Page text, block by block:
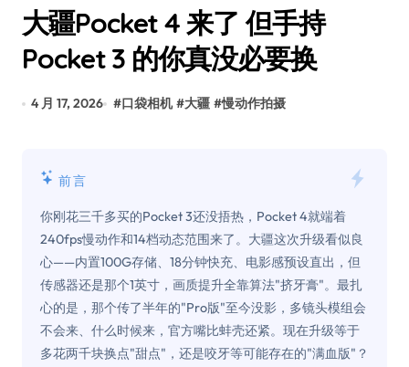
大疆Pocket 4 来了 但手持
Pocket 3 的你真没必要换
4 月 17, 2026 #口袋相机 #大疆 #慢动作拍摄
前言
你刚花三千多买的Pocket 3还没捂热，Pocket 4就端着
240fps慢动作和14档动态范围来了。大疆这次升级看似良
心——内置100G存储、18分钟快充、电影感预设直出，但
传感器还是那个1英寸，画质提升全靠算法"挤牙膏"。最扎
心的是，那个传了半年的"Pro版"至今没影，多镜头模组会
不会来、什么时候来，官方嘴比蚌壳还紧。现在升级等于
多花两千块换点"甜点"，还是咬牙等可能存在的"满血版"？